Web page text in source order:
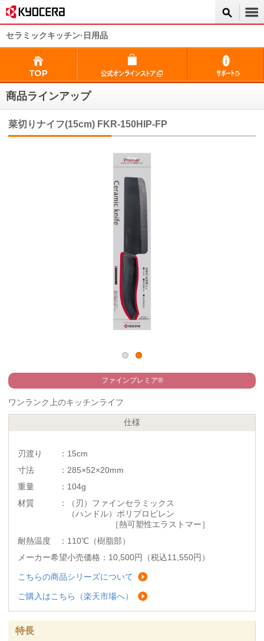
セラミックキッチン·日用品
商品ラインアップ
菜切りナイフ(15cm) FKR-150HIP-FP
ファインプレミア®
ワンランク上のキッチンライフ
仕様
刃渡り ：15cm
寸法 ：285×52×20mm
重量 ：104g
材質 ：（刃）ファインセラミックス
（ハンドル）ポリプロピレン
［熱可塑性エラストマー］
耐熱温度 ：110℃（樹脂部）
メーカー希望小売価格：10,500円（税込11,550円）
こちらの商品シリーズについて
ご購入はこちら（楽天市場へ）
特長